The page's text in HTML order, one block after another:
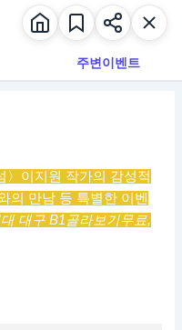
주변이벤트
이지원 작가의 감성적
의 만남 등 특별한 이벤
대구 B1골라보기무료,